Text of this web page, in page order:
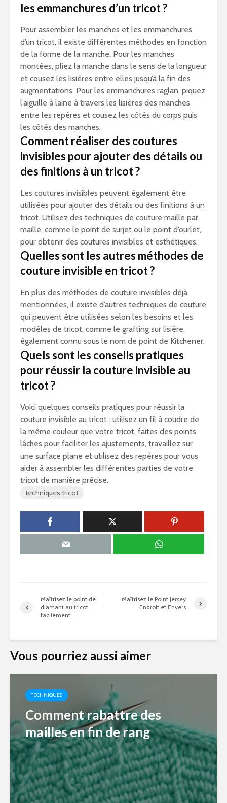
les emmanchures d’un tricot ?
Pour assembler les manches et les emmanchures
d’un tricot, il existe différentes méthodes en fonction
de la forme de la manche. Pour les manches
montées, pliez la manche dans le sens de la longueur
et cousez les lisières entre elles jusqu’à la fin des
augmentations. Pour les emmanchures raglan, piquez
l’aiguille à laine à travers les lisières des manches
entre les repères et cousez les côtés du corps puis
les côtés des manches.
Comment réaliser des coutures
invisibles pour ajouter des détails ou
des finitions à un tricot ?
Les coutures invisibles peuvent également être
utilisées pour ajouter des détails ou des finitions à un
tricot. Utilisez des techniques de couture maille par
maille, comme le point de surjet ou le point d’ourlet,
pour obtenir des coutures invisibles et esthétiques.
Quelles sont les autres méthodes de
couture invisible en tricot ?
En plus des méthodes de couture invisibles déjà
mentionnées, il existe d’autres techniques de couture
qui peuvent être utilisées selon les besoins et les
modèles de tricot, comme le grafting sur lisière,
également connu sous le nom de point de Kitchener.
Quels sont les conseils pratiques
pour réussir la couture invisible au
tricot ?
Voici quelques conseils pratiques pour réussir la
couture invisible au tricot : utilisez un fil à coudre de
la même couleur que votre tricot, faites des points
lâches pour faciliter les ajustements, travaillez sur
une surface plane et utilisez des repères pour vous
aider à assembler les différentes parties de votre
tricot de manière précise.
techniques tricot
Maîtrisez le point de
diamant au tricot
facilement
Maîtrisez le Point Jersey
Endroit et Envers
Vous pourriez aussi aimer
TECHNIQUES
Comment rabattre des
mailles en fin de rang